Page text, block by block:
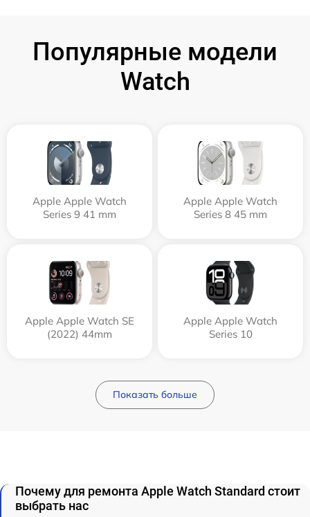
Популярные модели
Watch
Apple Apple Watch
Series 9 41 mm
Apple Apple Watch
Series 8 45 mm
Apple Apple Watch SE
(2022) 44mm
Apple Apple Watch
Series 10
Показать больше
Почему для ремонта Apple Watch Standard стоит
выбрать нас